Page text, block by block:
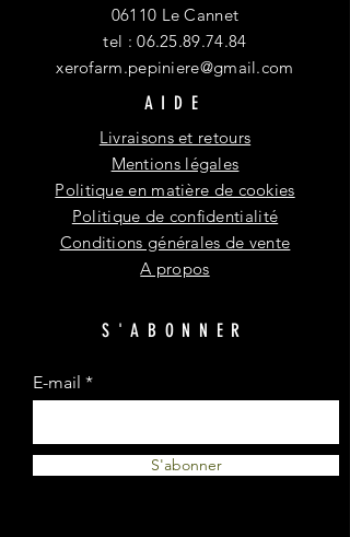
06110 Le Cannet
tel :06.25.89.74.84
xerofarm.pepiniere@gmail.com
AIDE
Livraisons et retours
Mentions légales
Politique en matière de cookies
Politique de confidentialité
Conditions générales de vente
A propos
S'ABONNER
E-mail
S'abonner